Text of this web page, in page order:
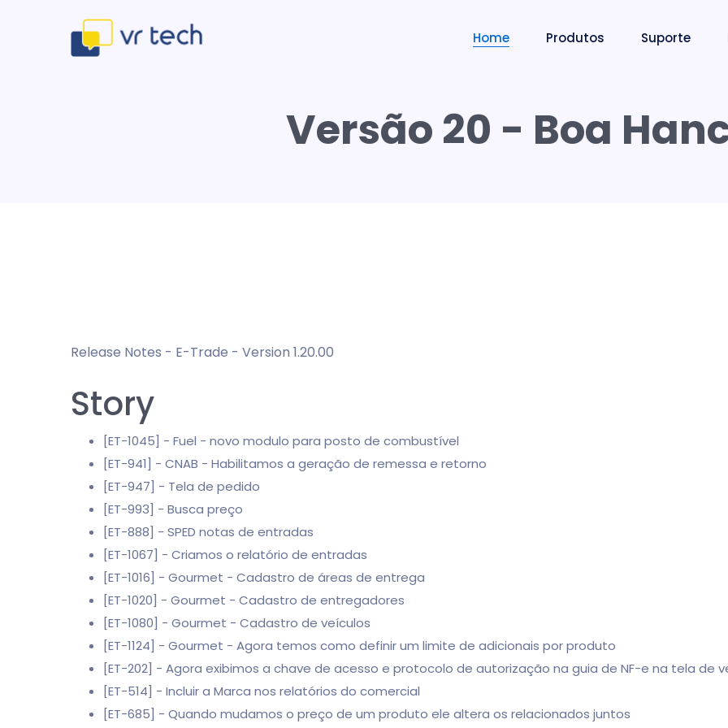
Home Produtos Suporte
Versão 20 - Boa
Release Notes - E-Trade - Version 1.20.00
Story
[ET-1045] - Fuel - novo modulo para posto de combustível
[ET-941] - CNAB - Habilitamos a geração de remessa e retorno
[ET-947] - Tela de pedido
[ET-993] - Busca preço
[ET-888] - SPED notas de entradas
[ET-1067] - Criamos o relatório de entradas
[ET-1016] - Gourmet - Cadastro de áreas de entrega
[ET-1020] - Gourmet - Cadastro de entregadores
[ET-1080] - Gourmet - Cadastro de veículos
[ET-1124] - Gourmet - Agora temos como definir um limite de adicionais por produto
[ET-202] - Agora exibimos a chave de acesso e protocolo de autorização na guia de NF-e na tela de
[ET-514] - Incluir a Marca nos relatórios do comercial
[ET-685] - Quando mudamos o preço de um produto ele altera os relacionados juntos